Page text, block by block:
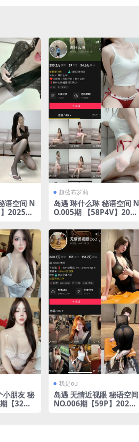
语空间 N
2025年
超蓝布罗莉
岛遇 琳什么琳 秘语空间 N
O.005期 【58P4V】2025
小朋友 秘
【32
我是ou
岛遇 无情近视眼 秘语空间
NO.006期【59P】2025